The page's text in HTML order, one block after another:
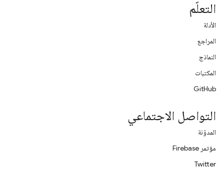
التعلّم
الأدلة
المراجع
النماذج
المكتبات
GitHub
التواصل الاجتماعي
المدوّنة
مؤتمر Firebase
Twitter